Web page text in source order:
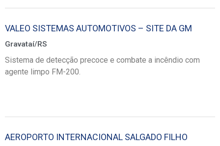
VALEO SISTEMAS AUTOMOTIVOS – SITE DA GM
Gravataí/RS
Sistema de detecção precoce e combate a incêndio com
agente limpo FM-200.
AEROPORTO INTERNACIONAL SALGADO FILHO